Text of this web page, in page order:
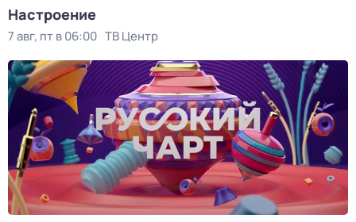
Настроение
7 авг, пт в 06:00 ТВ Центр